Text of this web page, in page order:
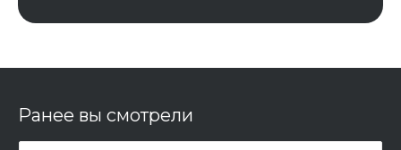
Ранее вы смотрели